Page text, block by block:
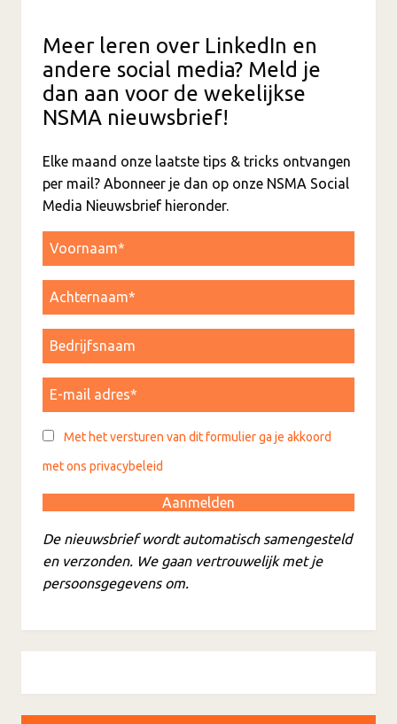
Meer leren over LinkedIn en
andere social media? Meld je
dan aan voor de wekelijkse
NSMA nieuwsbrief!
Elke maand onze laatste tips & tricks ontvangen
per mail? Abonneer je dan op onze NSMA Social
Media Nieuwsbrief hieronder.
Met het versturen van dit formulier ga je akkoord
met ons privacybeleid
De nieuwsbrief wordt automatisch samengesteld
en verzonden. We gaan vertrouwelijk met je
persoonsgegevens om.